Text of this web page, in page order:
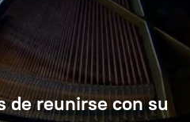
de reunirse con su